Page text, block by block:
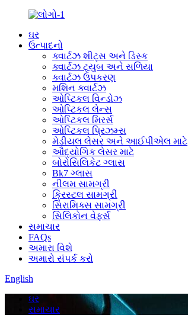
ઘર
ઉત્પાદનો
ક્વાર્ટઝ શીટ્સ અને ડિસ્ક
ક્વાર્ટઝ ટ્યુબ અને સળિયા
ક્વાર્ટઝ ઉપકરણ
મશિન ક્વાર્ટઝ
ઓપ્ટિકલ વિન્ડોઝ
ઓપ્ટિકલ લેન્સ
ઓપ્ટિકલ મિરર્સ
ઓપ્ટિકલ પ્રિઝમ્સ
મેડીયલ લેસર અને આઈપીએલ માટે
ઔદ્યોગિક લેસર માટે
બોરોસિલિકેટ ગ્લાસ
Bk7 ગ્લાસ
નીલમ સામગ્રી
ક્રિસ્ટલ સામગ્રી
સિરામિક્સ સામગ્રી
સિલિકોન વેફર્સ
સમાચાર
FAQs
અમારા વિશે
અમારો સંપર્ક કરો
English
ઘર
સમાચાર